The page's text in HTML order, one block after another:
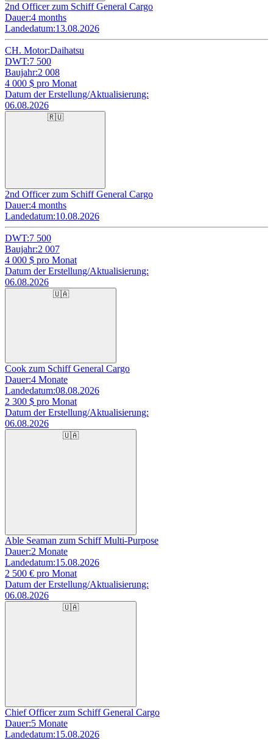
2nd Officer zum Schiff General Cargo
Dauer:4 months
Landedatum:13.08.2026
CH. Motor:Daihatsu
DWT:7 500
Baujahr:2 008
4 000 $ pro Monat
Datum der Erstellung/Aktualisierung:
06.08.2026
🇷🇺
2nd Officer zum Schiff General Cargo
Dauer:4 months
Landedatum:10.08.2026
DWT:7 500
Baujahr:2 007
4 000 $ pro Monat
Datum der Erstellung/Aktualisierung:
06.08.2026
🇺🇦
Cook zum Schiff General Cargo
Dauer:4 Monate
Landedatum:08.08.2026
2 300 $ pro Monat
Datum der Erstellung/Aktualisierung:
06.08.2026
🇺🇦
Able Seaman zum Schiff Multi-Purpose
Dauer:2 Monate
Landedatum:15.08.2026
2 500 € pro Monat
Datum der Erstellung/Aktualisierung:
06.08.2026
🇺🇦
Chief Officer zum Schiff General Cargo
Dauer:5 Monate
Landedatum:15.08.2026